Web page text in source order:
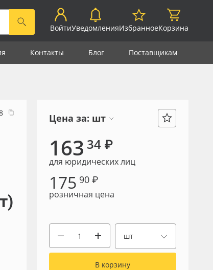
ВойтиУведомленияИзбранноеКорзина
Контакты Блог Поставщикам
Цена за: шт
163 34 ₽
для юридических лиц
175 90 ₽
розничная цена
шт
В корзину